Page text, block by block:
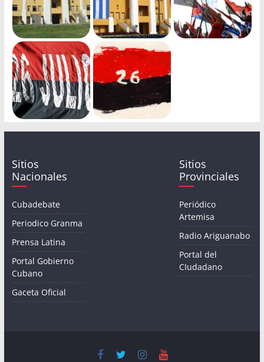
Sitios
Nacionales
Cubadebate
Periodico Granma
Prensa Latina
Portal Gobierno
Cubano
Gaceta Oficial
Sitios
Provinciales
Periódico
Artemisa
Radio Ariguanabo
Portal del
CIudadano